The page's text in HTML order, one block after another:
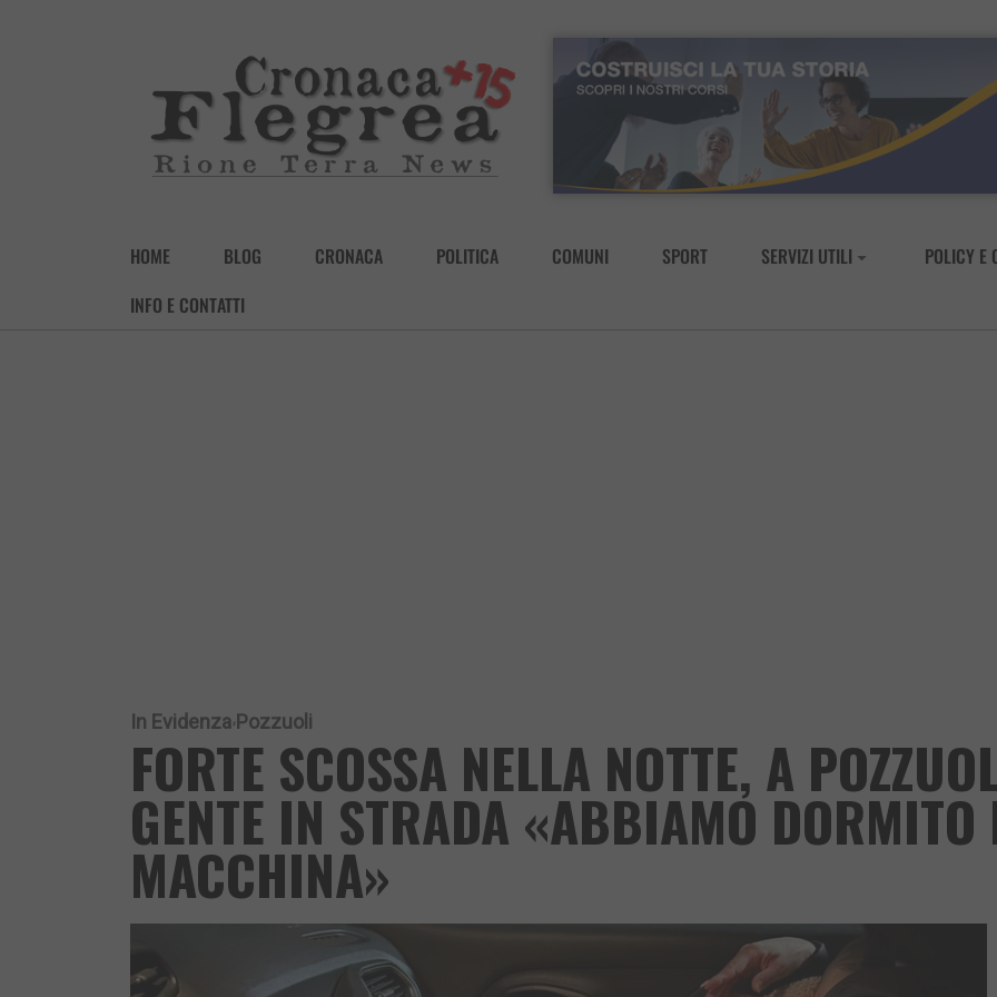
HOME BLOG CRONACA POLITICA COMUNI SPORT SERVIZI UTILI
POLICY E
INFO E CONTATTI
In Evidenza Pozzuoli
FORTE SCOSSA NELLA NOTTE, A
GENTE IN STRADA «ABBIAMO DORMITO
MACCHINA»